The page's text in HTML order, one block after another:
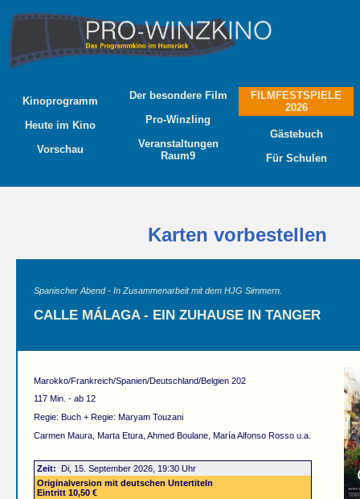
Kinoprogramm
Heute im Kino
Vorschau
Der besondere Film
Pro-Winzling
Veranstaltungen
Raum9
FILMFESTSPIELE
2026
Gästebuch
Für Schulen
Karten vorbestellen
Spanischer Abend - In Zusammenarbeit mit dem HJG Simmern.
CALLE MÁLAGA - EIN ZUHAUSE IN TANGER
Marokko/Frankreich/Spanien/Deutschland/Belgien 202
117 Min. - ab 12
Regie: Buch + Regie: Maryam Touzani
Carmen Maura, Marta Etura, Ahmed Boulane, María Alfonso Rosso u.a.
Zeit:
Di, 15. September 2026, 19:30 Uhr
Originalversion mit deutschen Untertiteln
Eintritt 10,50 €